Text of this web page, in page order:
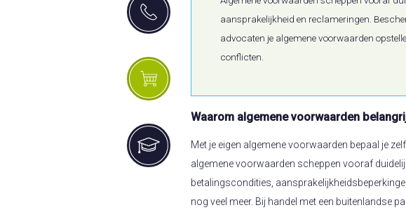
aansprakelijkheid en reclameringen.
advocaten je algemene voorwaarden
conflicten.
Waarom algemene voorwaarden
Met je eigen algemene voorwaarden bepaal je
algemene voorwaarden scheppen vooraf
betalingscondities,
nog veel meer. Bij handel met een buitenlandse